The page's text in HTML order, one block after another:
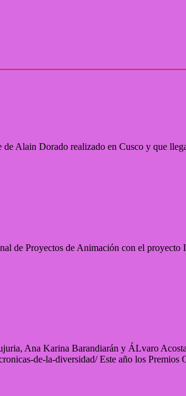
Alain Dorado realizado en Cusco y que
de Proyectos de Animación con el
Ana Karina Barandiarán y ÁLvaro
de-la-diversidad/ Este año los